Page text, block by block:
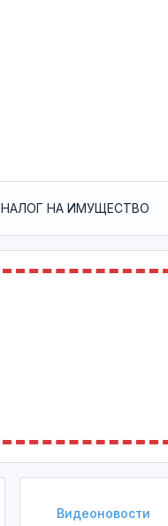
НАЛОГ НА ИМУЩЕСТВО
Видеоновости